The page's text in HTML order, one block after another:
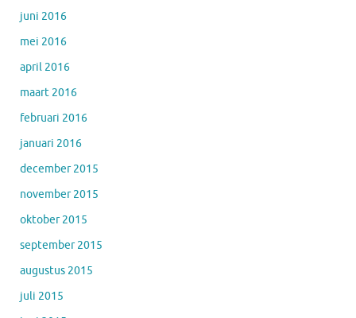
juni 2016
mei 2016
april 2016
maart 2016
februari 2016
januari 2016
december 2015
november 2015
oktober 2015
september 2015
augustus 2015
juli 2015